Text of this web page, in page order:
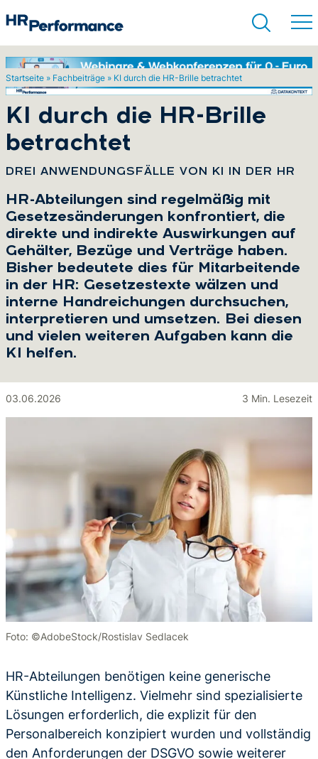
Startseite » Fachbeiträge » KI durch die HR-Brille betrachtet
KI durch die HR-Brille
betrachtet
DREI ANWENDUNGSFÄLLE VON KI IN DER HR
HR-Abteilungen sind regelmäßig mit
Gesetzesänderungen konfrontiert, die
direkte und indirekte Auswirkungen auf
Gehälter, Bezüge und Verträge haben.
Bisher bedeutete dies für Mitarbeitende
in der HR: Gesetzestexte wälzen und
interne Handreichungen durchsuchen,
interpretieren und umsetzen. Bei diesen
und vielen weiteren Aufgaben kann die
KI helfen.
03.06.2026 3 Min. Lesezeit
Foto: ©AdobeStock/Rostislav Sedlacek
HR-Abteilungen benötigen keine generische
Künstliche Intelligenz. Vielmehr sind spezialisierte
Lösungen erforderlich, die explizit für den
Personalbereich konzipiert wurden und vollständig
den Anforderungen der DSGVO sowie weiterer